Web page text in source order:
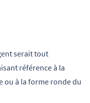
serait tout
référence à la
ou à la forme ronde du